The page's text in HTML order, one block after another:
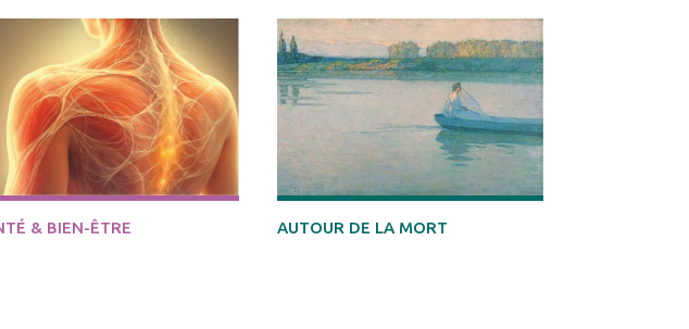
DÉCOUVRIR
& BIEN-ÊTRE AUTOUR DE LA MORT